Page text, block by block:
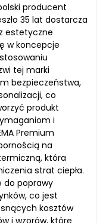
producent
35 lat dostarcza
estetyczne
w koncepcje
tej marki
bezpieczeństwa,
co
produkt
i
Premium
na
która
strat ciepła.
do poprawy
co jest
kosztów
i wzorów, które